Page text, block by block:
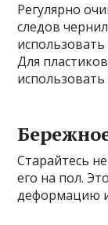
Регулярно
следов
Для
Старайтесь
его на пол.
деформацию